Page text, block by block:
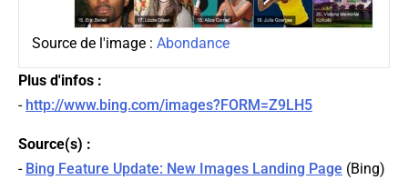
Source de l'image : Abondance
Plus d'infos :
- http://www.bing.com/images?FORM=Z9LH5
Source(s) :
- Bing Feature Update: New Images Landing Page (Bing)